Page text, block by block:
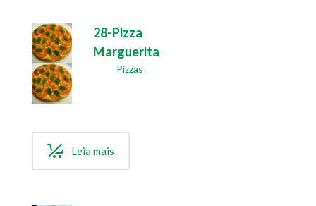
28-Pizza
Marguerita
Pizzas
Leia mais